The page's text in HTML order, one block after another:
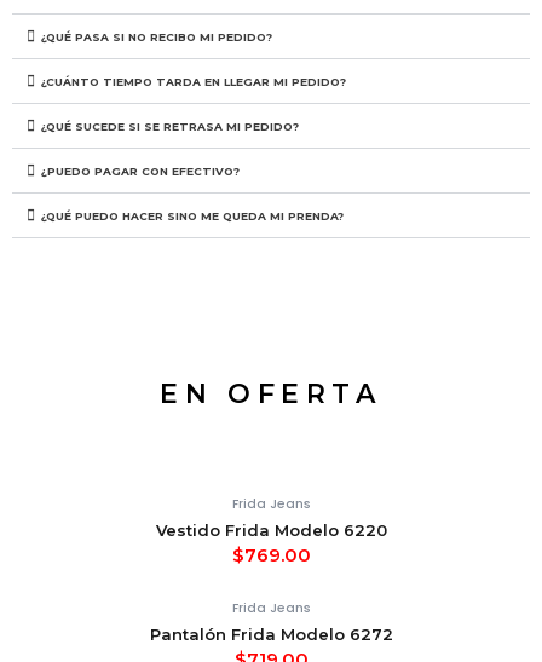
¿QUÉ PASA SI NO RECIBO MI PEDIDO?
¿CUÁNTO TIEMPO TARDA EN LLEGAR MI PEDIDO?
¿QUÉ SUCEDE SI SE RETRASA MI PEDIDO?
¿PUEDO PAGAR CON EFECTIVO?
¿QUÉ PUEDO HACER SINO ME QUEDA MI PRENDA?
EN OFERTA
Frida Jeans
Vestido Frida Modelo 6220
$769.00
Frida Jeans
Pantalón Frida Modelo 6272